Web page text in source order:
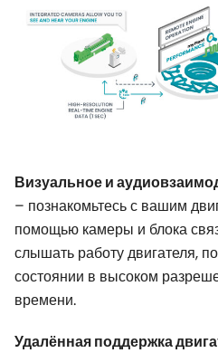
Визуальное и
– познакомьтесь с вашим
помощью камеры и блока
слышать работу двигателя,
состоянии в высоком
времени.
Удалённая поддержка